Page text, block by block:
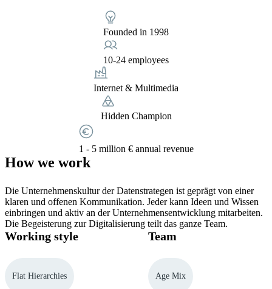
Founded in 1998
10-24 employees
Internet & Multimedia
Hidden Champion
1 - 5 million € annual revenue
How we work
Die Unternehmenskultur der Datenstrategen ist geprägt von einer
klaren und offenen Kommunikation. Jeder kann Ideen und Wissen
einbringen und aktiv an der Unternehmensentwicklung mitarbeiten.
Die Begeisterung zur Digitalisierung teilt das ganze Team.
Working style
Flat Hierarchies
Team
Age Mix